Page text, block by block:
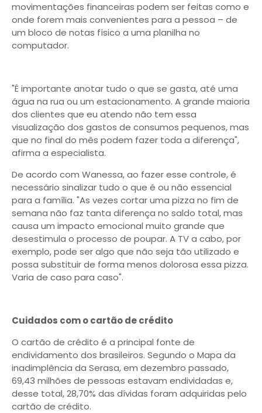
movimentações financeiras podem ser feitas como e
onde forem mais convenientes para a pessoa – de
um bloco de notas físico a uma planilha no
computador.
"É importante anotar tudo o que se gasta, até uma
água na rua ou um estacionamento. A grande maioria
dos clientes que eu atendo não tem essa
visualização dos gastos de consumos pequenos, mas
que no final do mês podem fazer toda a diferença",
afirma a especialista.
De acordo com Wanessa, ao fazer esse controle, é
necessário sinalizar tudo o que é ou não essencial
para a família. "As vezes cortar uma pizza no fim de
semana não faz tanta diferença no saldo total, mas
causa um impacto emocional muito grande que
desestimula o processo de poupar. A TV a cabo, por
exemplo, pode ser algo que não seja tão utilizado e
possa substituir de forma menos dolorosa essa pizza.
Varia de caso para caso".
Cuidados com o cartão de crédito
O cartão de crédito é a principal fonte de
endividamento dos brasileiros. Segundo o Mapa da
inadimplência da Serasa, em dezembro passado,
69,43 milhões de pessoas estavam endividadas e,
desse total, 28,70% das dívidas foram adquiridas pelo
cartão de crédito.